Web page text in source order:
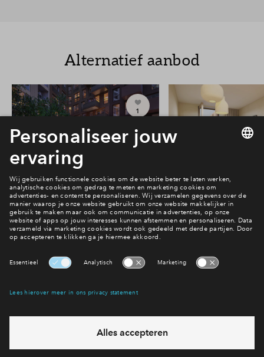
Alternatief aanbod
1
#208
Vrij
Victoria Two 3-kamer
appartement #208
Victoria Two
#228
Victoria Two 3-
appartement